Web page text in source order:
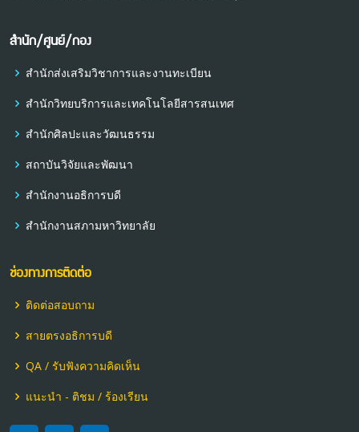
สำนัก/ศูนย์/กอง
สำนักส่งเสริมวิชาการและงานทะเบียน
สำนักวิทยบริการและเทคโนโลยีสารสนเทศ
สำนักศิลปะและวัฒนธรรม
สถาบันวิจัยและพัฒนา
สำนักงานอธิการบดี
สำนักงานสภามหาวิทยาลัย
ช่องทางการติดต่อ
ติดต่อสอบถาม
สายตรงอธิการบดี
QA / รับฟังความคิดเห็น
แนะนำ - ติชม / ร้องเรียน